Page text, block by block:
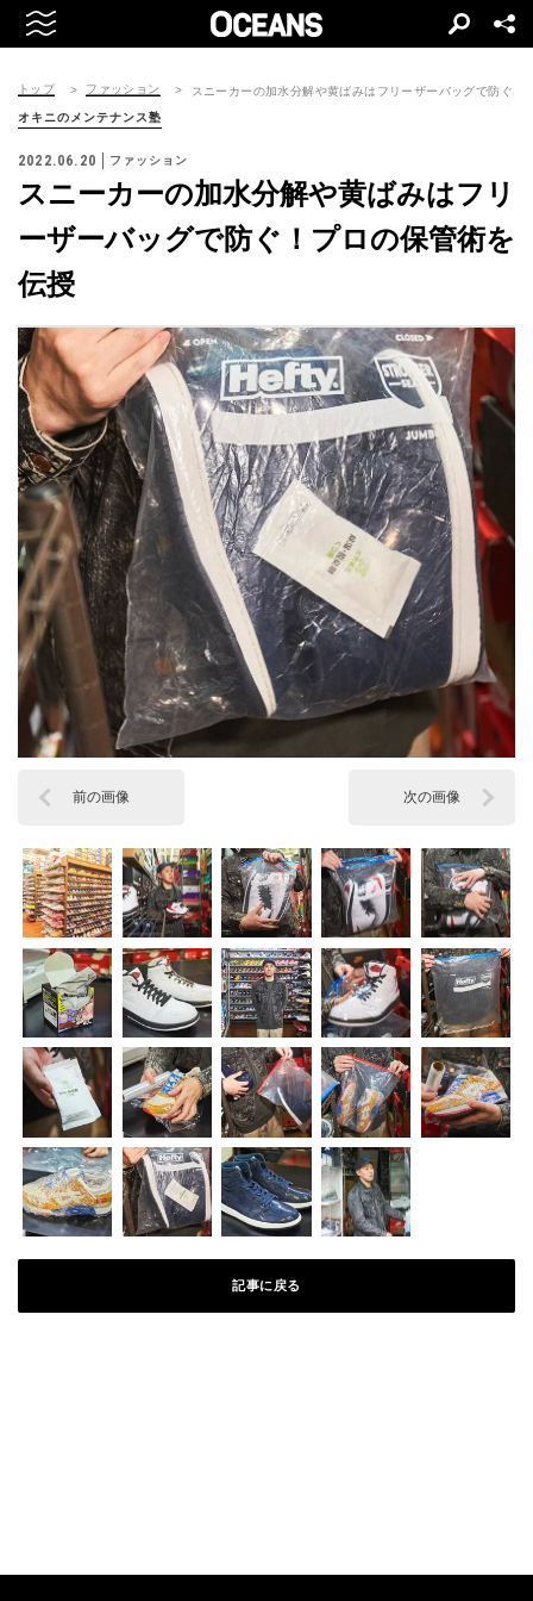
トップ ファッション スニーカーの加水分解や黄ばみはフリーザーバッグで防ぐ！
オキニのメンテナンス塾
2022.06.20 ファッション
スニーカーの加水分解や黄ばみはフリ
ーザーバッグで防ぐ！プロの保管術を
伝授
前の画像 次の画像
記事に戻る